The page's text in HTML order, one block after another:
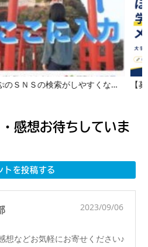
ほっぷのＳＮＳの検索がしやすくなりました！
感想お待ちしていま
トを投稿する
2023/09/06
想などお気軽にお寄せください♪